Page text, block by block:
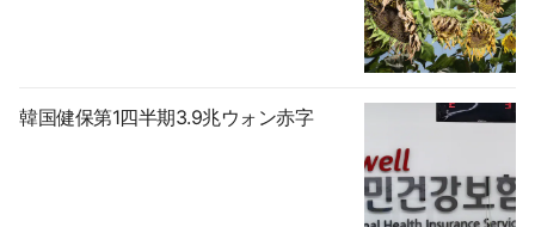
韓国健保第1四半期3.9兆ウォン赤字